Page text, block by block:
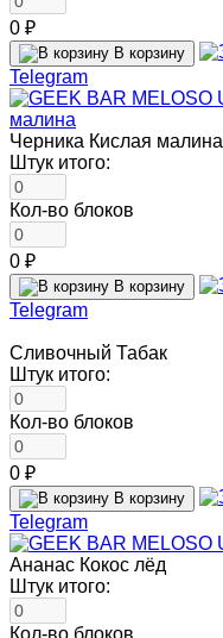
0 ₽
В корзину
Telegram
Черника Кислая малина
Штук итого:
Кол-во блоков
0 ₽
В корзину
Telegram
Сливочный Табак
Штук итого:
Кол-во блоков
0 ₽
В корзину
Telegram
Ананас Кокос лёд
Штук итого:
Кол-во блоков